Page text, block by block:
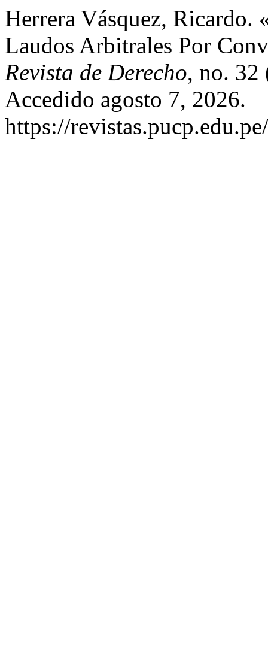
Herrera Vásquez,
Laudos Arbitrales Por
Revista de Derecho, no. 32
Accedido agosto 7, 2026.
https://